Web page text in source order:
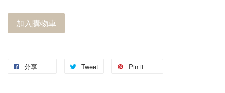
加入購物車
分享 Tweet Pin it